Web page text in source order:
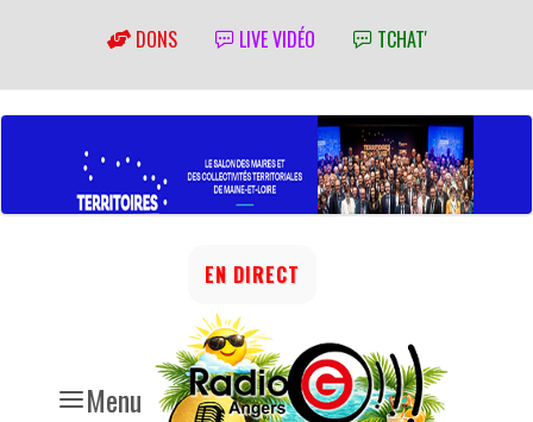
DONS LIVE VIDÉO TCHAT'
Menu
EN DIRECT